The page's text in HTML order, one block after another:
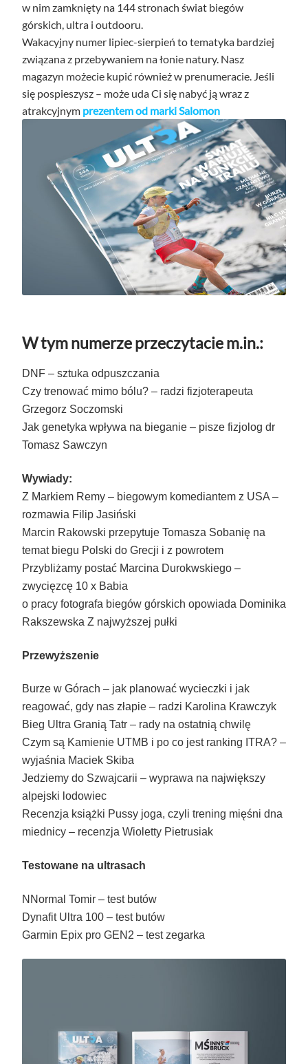
w nim zamknięty na 144 stronach świat biegów
górskich, ultra i outdooru.
Wakacyjny numer lipiec-sierpień to tematyka bardziej
związana z przebywaniem na łonie natury. Nasz
magazyn możecie kupić również w prenumeracie. Jeśli
się pospieszysz – może uda Ci się nabyć ją wraz z
atrakcyjnym prezentem od marki Salomon
W tym numerze przeczytacie m.in.:
DNF – sztuka odpuszczania
Czy trenować mimo bólu? – radzi fizjoterapeuta
Grzegorz Soczomski
Jak genetyka wpływa na bieganie – pisze fizjolog dr
Tomasz Sawczyn
Wywiady:
Z Markiem Remy – biegowym komediantem z USA –
rozmawia Filip Jasiński
Marcin Rakowski przepytuje Tomasza Sobanię na
temat biegu Polski do Grecji i z powrotem
Przybliżamy postać Marcina Durokwskiego –
zwycięzcę 10 x Babia
o pracy fotografa biegów górskich opowiada Dominika
Rakszewska Z najwyższej pułki
Przewyższenie
Burze w Górach – jak planować wycieczki i jak
reagować, gdy nas złapie – radzi Karolina Krawczyk
Bieg Ultra Granią Tatr – rady na ostatnią chwilę
Czym są Kamienie UTMB i po co jest ranking ITRA? –
wyjaśnia Maciek Skiba
Jedziemy do Szwajcarii – wyprawa na największy
alpejski lodowiec
Recenzja książki Pussy joga, czyli trening mięśni dna
miednicy – recenzja Wioletty Pietrusiak
Testowane na ultrasach
NNormal Tomir – test butów
Dynafit Ultra 100 – test butów
Garmin Epix pro GEN2 – test zegarka